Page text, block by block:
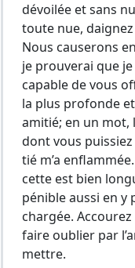
dévoilée et sans
toute nue,
Nous causerons
je prouverai que
capable de vous
la plus profonde
amitié; en un mot,
dont vous
tié m’a
cette est bien
pénible aussi en y
chargée.
faire oublier par
mettre.